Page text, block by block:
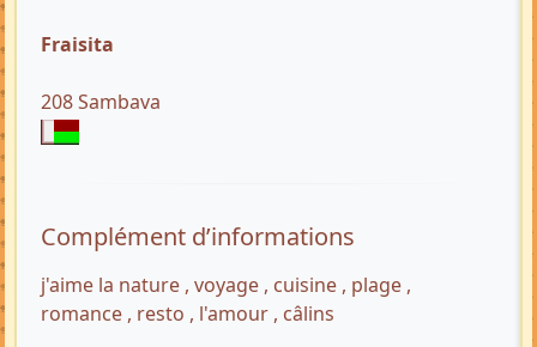
Fraisita
208 Sambava
Complément d’informations
j'aime la nature , voyage , cuisine , plage ,
romance , resto , l'amour , câlins